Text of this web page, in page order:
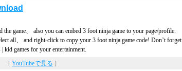
game、 also you can embed 3 foot ninja game to your page/profile.
all、 and right-click to copy your 3 foot ninja game code! Don’t forget
kid games for your entertainment.
[ YouTubeで見る ]